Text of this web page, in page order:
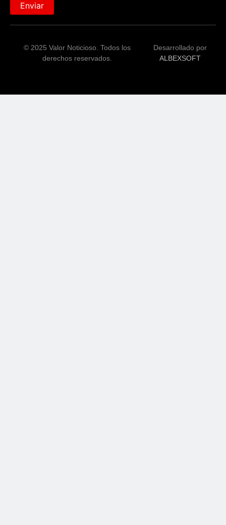
Enviar
© 2025 Valor Noticioso. Todos los
derechos reservados.
Desarrollado por
ALBEXSOFT